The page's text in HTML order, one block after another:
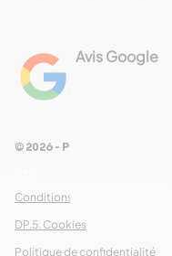
Avis Google
Conditions Générales de
DP.5. Cookies
Politique de confidentialité
© 2026 - Pour Les Gourmets